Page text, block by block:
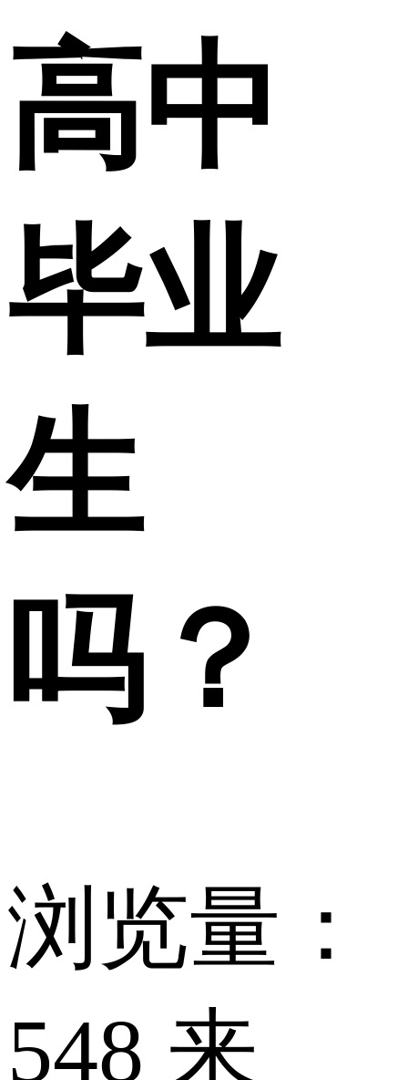
高中
毕业
生
吗？
浏览量：
548 来